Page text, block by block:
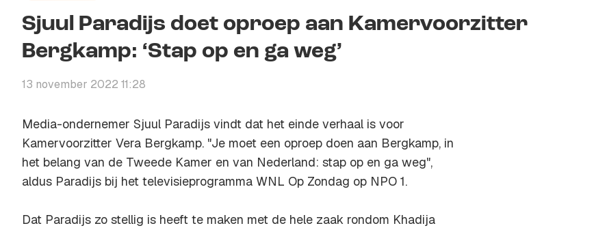
Sjuul Paradijs doet oproep aan Kamervoorzitter
Bergkamp: ‘Stap op en ga weg’
13 november 2022 11:28
Media-ondernemer Sjuul Paradijs vindt dat het einde verhaal is voor
Kamervoorzitter Vera Bergkamp. "Je moet een oproep doen aan Bergkamp, in
het belang van de Tweede Kamer en van Nederland: stap op en ga weg",
aldus Paradijs bij het televisieprogramma WNL Op Zondag op NPO 1.
Dat Paradijs zo stellig is heeft te maken met de hele zaak rondom Khadija